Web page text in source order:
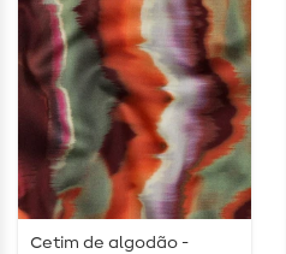
Cetim de algodão -